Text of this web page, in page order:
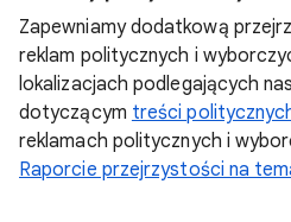
Zapewniamy dodatkową
reklam politycznych i
lokalizacjach podlegających
dotyczącym treści
reklamach politycznych i
Raporcie przejrzystości na